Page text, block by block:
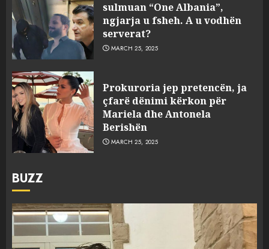
sulmuan “One Albania”,
ngjarja u fsheh. A u vodhën
serverat?
MARCH 25, 2025
Prokuroria jep pretencën, ja
çfarë dënimi kërkon për
Mariela dhe Antonela
Berishën
MARCH 25, 2025
BUZZ